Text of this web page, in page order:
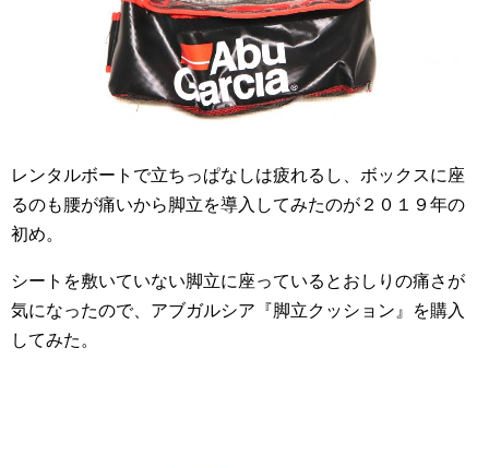
レンタルボートで立ちっぱなしは疲れるし、ボックスに座
るのも腰が痛いから脚立を導入してみたのが２０１９年の
初め。
シートを敷いていない脚立に座っているとおしりの痛さが
気になったので、アブガルシア『脚立クッション』を購入
してみた。